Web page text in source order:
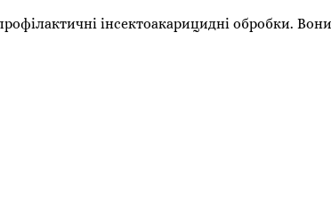
інсектоакарицидні обробки.